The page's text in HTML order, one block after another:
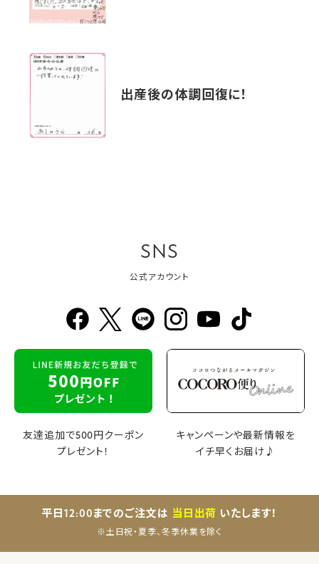
出産後の体調回復に！
SNS
公式アカウント
友達追加で500円クーポン
プレゼント！
キャンペーンや最新情報を
イチ早くお届け♪
平日12:00までのご注文は 当日出荷 いたします！
※土日祝・夏季、冬季休業を除く